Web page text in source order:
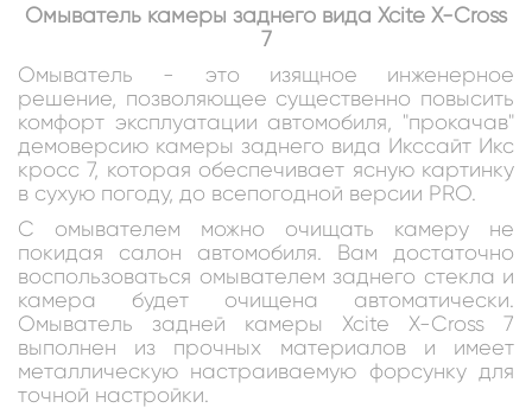
Омыватель камеры заднего вида Xcite X-Cross
7
Омыватель - это изящное инженерное
решение, позволяющее существенно повысить
комфорт эксплуатации автомобиля, "прокачав"
демоверсию камеры заднего вида Икссайт Икс
кросс 7, которая обеспечивает ясную картинку
в сухую погоду, до всепогодной версии PRO.
С омывателем можно очищать камеру не
покидая салон автомобиля. Вам достаточно
воспользоваться омывателем заднего стекла и
камера будет очищена автоматически.
Омыватель задней камеры Xcite X-Cross 7
выполнен из прочных материалов и имеет
металлическую настраиваемую форсунку для
точной настройки.